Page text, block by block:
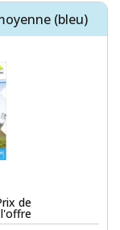
(bleu)
de
l'offre